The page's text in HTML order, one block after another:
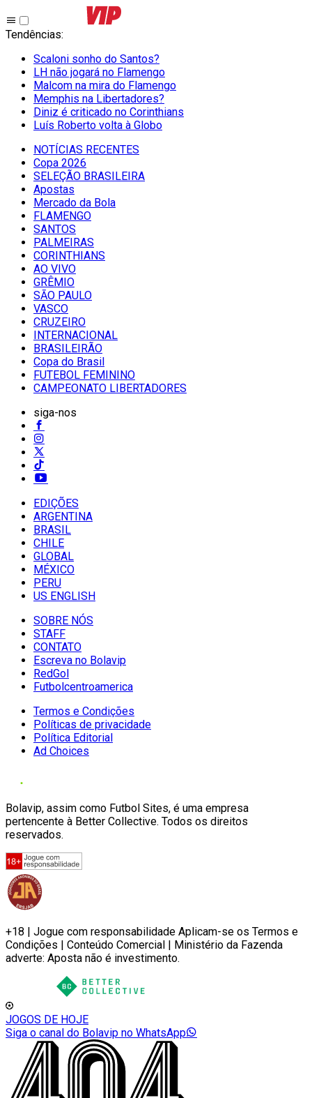
Tendências:
Scaloni sonho do Santos?
LH não jogará no Flamengo
Malcom na mira do Flamengo
Memphis na Libertadores?
Diniz é criticado no Corinthians
Luís Roberto volta à Globo
NOTÍCIAS RECENTES
Copa 2026
SELEÇÃO BRASILEIRA
Apostas
Mercado da Bola
FLAMENGO
SANTOS
PALMEIRAS
CORINTHIANS
AO VIVO
GRÊMIO
SĀO PAULO
VASCO
CRUZEIRO
INTERNACIONAL
BRASILEIRÃO
Copa do Brasil
FUTEBOL FEMININO
CAMPEONATO LIBERTADORES
siga-nos
EDIÇÕES
ARGENTINA
BRASIL
CHILE
GLOBAL
MÉXICO
PERU
US ENGLISH
SOBRE NÓS
STAFF
CONTATO
Escreva no Bolavip
RedGol
Futbolcentroamerica
Termos e Condições
Políticas de privacidade
Política Editorial
Ad Choices
Bolavip, assim como Futbol Sites, é uma empresa
pertencente à Better Collective. Todos os direitos
reservados.
+18 | Jogue com responsabilidade Aplicam-se os Termos e
Condições | Conteúdo Comercial | Ministério da Fazenda
adverte: Aposta não é investimento.
JOGOS DE HOJE
Siga o canal do Bolavip no WhatsApp